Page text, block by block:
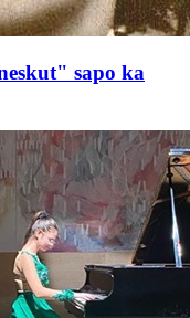
sapo ka